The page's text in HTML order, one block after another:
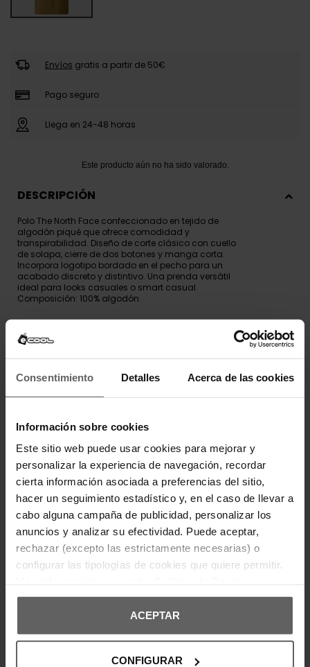
Consentimiento Detalles Acerca de las cookies
Información sobre cookies
Este sitio web puede usar cookies para mejorar y
personalizar la experiencia de navegación, recordar
cierta información asociada a preferencias del sitio,
hacer un seguimiento estadístico y, en el caso de llevar a
cabo alguna campaña de publicidad, personalizar los
anuncios y analizar su efectividad. Puede aceptar,
rechazar (excepto las estrictamente necesarias) o
configurar las tipologías de cookies que quiere permitir.
ACEPTAR
CONFIGURAR
Envíos gratis a partir de 50€
Pago seguro
Llega en 24-48 horas
DESCRIPCIÓN
Polo The North Face confeccionado en tejido de
algodón piqué que ofrece comodidad y
transpirabilidad. Diseño de corte clásico con cuello
de solapa, cierre de dos botones y manga corta.
Incorpora logotipo bordado en el pecho para un
acabado discreto y distintivo. Una prenda versátil
ideal para looks casuales o smart casual.
Composición: 100% algodón.
DETALLES DEL PRODUCTO
DEVOLUCIONES Y CAMBIOS
OPINIONES DE CLIENTES
Los clientes que adquirieron este producto también
compraron: